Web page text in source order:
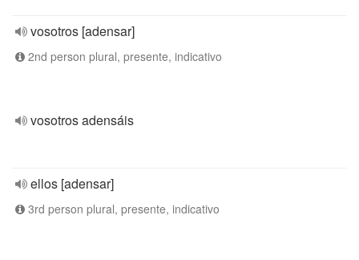
vosotros [adensar]
2nd person plural, presente, indicativo
vosotros adensáis
ellos [adensar]
3rd person plural, presente, indicativo